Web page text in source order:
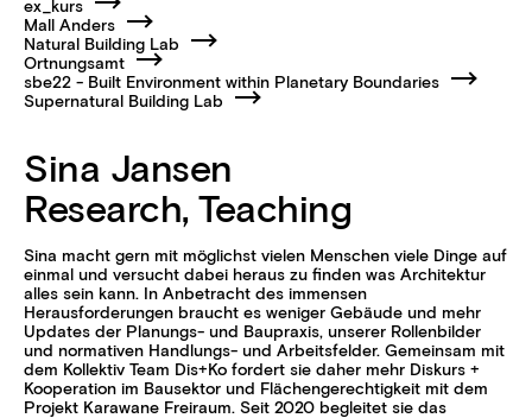
ex_kurs
Mall Anders
Natural Building Lab
Ortnungsamt
sbe22 - Built Environment within Planetary Boundaries
Supernatural Building Lab
Sina Jansen
Research, Teaching
Sina macht gern mit möglichst vielen Menschen viele Dinge auf
einmal und versucht dabei heraus zu finden was Architektur
alles sein kann. In Anbetracht des immensen
Herausforderungen braucht es weniger Gebäude und mehr
Updates der Planungs- und Baupraxis, unserer Rollenbilder
und normativen Handlungs- und Arbeitsfelder. Gemeinsam mit
dem Kollektiv Team Dis+Ko fordert sie daher mehr Diskurs +
Kooperation im Bausektor und Flächengerechtigkeit mit dem
Projekt Karawane Freiraum. Seit 2020 begleitet sie das